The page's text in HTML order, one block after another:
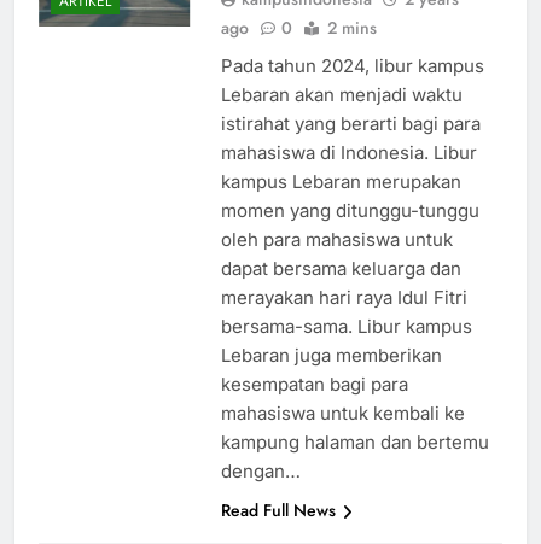
ARTIKEL kampusindonesia
Pada tahun 2024, libur kampus
Lebaran akan menjadi waktu
istirahat yang berarti bagi para
mahasiswa di Indonesia. Libur
kampus Lebaran merupakan
momen yang ditunggu-tunggu
oleh para mahasiswa untuk
dapat bersama keluarga dan
merayakan hari raya Idul Fitri
bersama-sama. Libur kampus
Lebaran juga memberikan
kesempatan bagi para
mahasiswa untuk kembali ke
kampung halaman dan bertemu